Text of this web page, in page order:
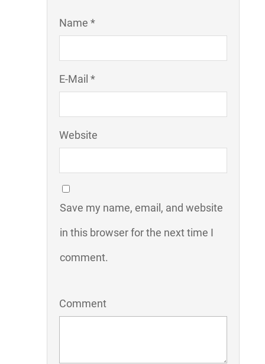
Name *
E-Mail *
Website
Save my name, email, and website
in this browser for the next time I
comment.
Comment